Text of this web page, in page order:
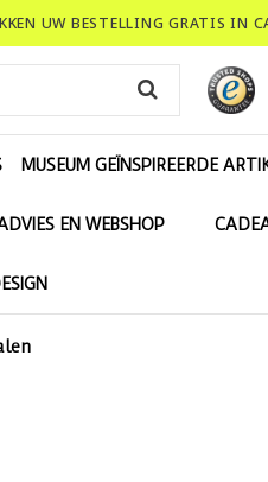
UW BESTELLING GRATIS IN
MUSEUM GEÏNSPIREERDE
EN WEBSHOP